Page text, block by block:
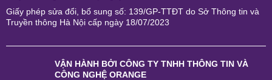
Giấy phép sửa đổi, bổ sung số: 139/GP-TTĐT do Sở Thông tin và
Truyền thông Hà Nội cấp ngày 18/07/2023
VẬN HÀNH BỞI CÔNG TY TNHH THÔNG TIN VÀ
CÔNG NGHỆ ORANGE